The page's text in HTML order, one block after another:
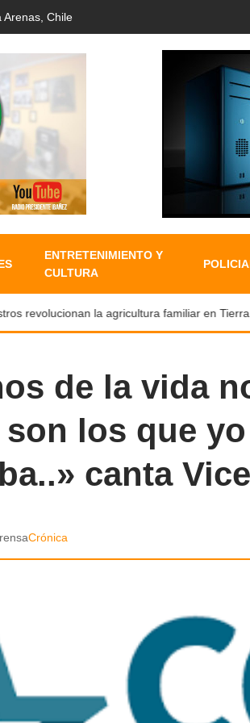
Arenas, Chile
ENTRETENIMIENTO Y
CULTURA
revolucionan la agricultura familiar en Tierra
de la vida
los que
canta
Crónica